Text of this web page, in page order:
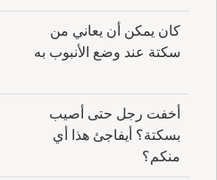
كان يمكن أن يعاني من
سكتة عند وضع الأنبوب به
أخفت رجل حتى أصيب
بسكتة؟ أيفاجئ هذا أي
منكم؟